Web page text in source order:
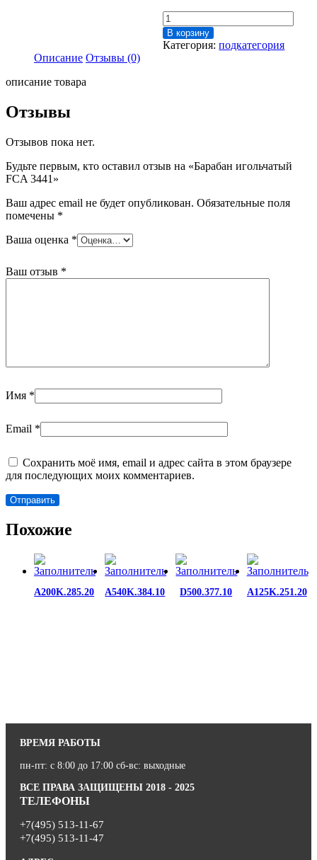
Количество
товара
Барабан
игольчатый
В корзину
Категория:подкатегория
Описание Отзывы (0)
описание товара
Отзывы
Отзывов пока нет.
Будьте первым, кто оставил отзыв на «Барабан игольчатый
FCA 3441»
Ваш адрес email не будет опубликован. Обязательные поля
помечены *
Ваша оценка *
Ваш отзыв *
Имя *
Email *
Сохранить моё имя, email и адрес сайта в этом браузере
для последующих моих комментариев.
Похожие
A200K.285.20 A540K.384.10 D500.377.10 A125K.251.20
ВРЕМЯ РАБОТЫ
пн-пт: с 8:00 до 17:00 сб-вс: выходные
ВСЕ ПРАВА ЗАЩИЩЕНЫ 2018 - 2025
ТЕЛЕФОНЫ
+7(495) 513-11-67
+7(495) 513-11-47